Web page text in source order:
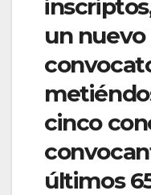
un
cinco
últimos